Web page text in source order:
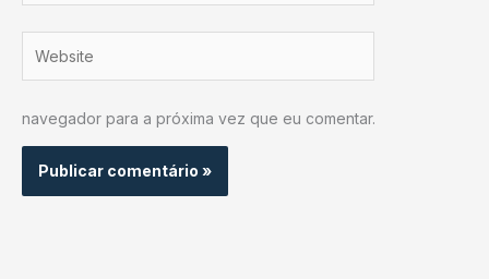
navegador para a próxima vez que eu comentar.